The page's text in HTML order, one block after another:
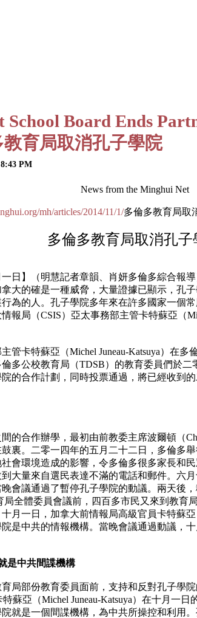
Board Ends
育局取消孔子學院
PM
News from the Minghui Net
mh/articles/2014/11/1/多倫多教育局取
多倫多教育局取消孔子
一日】（明慧記者章韻、肖妍多倫多綜合報
大的確是一種威脅，大量證據已顯示，孔
為的人。孔子學院多年來在許多國家一個
報局（CSIS）亞太事務部主管卡特蘇亞（
管卡特蘇亞（Michel Juneau-Katsuya）在
多公校教育局（TDSB）的教育委員們於
的合作計劃，同時投票通過，將已經收到
的合作辦學，最初由前教委主席波爾頓（
裏。二零一四年的五月二十二日，多倫多
會環境造成的影響，令多倫多很多家長和
大量來自選民表達不滿的電話和郵件。六
會議通過了暫停孔子學院的動議。兩天後
局全體委員會議前，四百多市民又來到教育
月一日，加拿大前情報局高級官員卡特蘇亞
是中共的情報機構。當晚會議通過動議，
是中共間諜機構
局部份教育委員面前，支持和反對孔子學
特蘇亞（Michel Juneau-Katsuya）在十月一
就是一個間諜機構，為中共所操控和利用